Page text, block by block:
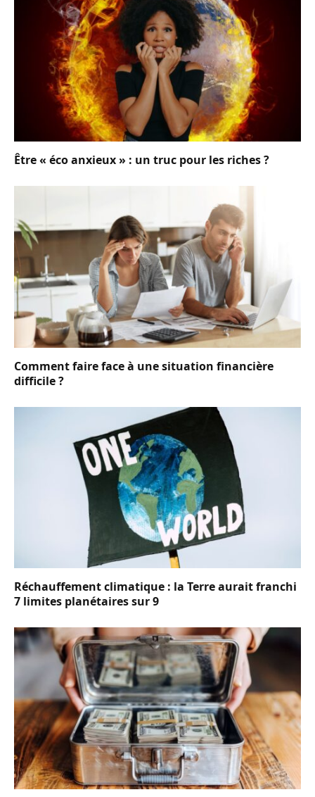
Être « éco anxieux » : un truc pour les riches ?
Comment faire face à une situation financière
difficile ?
Réchauffement climatique : la Terre aurait franchi
7 limites planétaires sur 9